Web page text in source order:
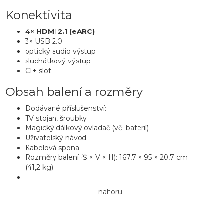
Konektivita
4× HDMI 2.1 (eARC)
3× USB 2.0
optický audio výstup
sluchátkový výstup
CI+ slot
Obsah balení a rozměry
Dodávané příslušenství:
TV stojan, šroubky
Magický dálkový ovladač (vč. baterií)
Uživatelský návod
Kabelová spona
Rozměry balení (Š × V × H): 167,7 × 95 × 20,7 cm
(41,2 kg)
nahoru